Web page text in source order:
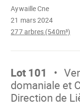
21 mars 2024
Aywaille Cne
277 arbres (540m³)
Aller
Lot 101
domaniale et
Direction de